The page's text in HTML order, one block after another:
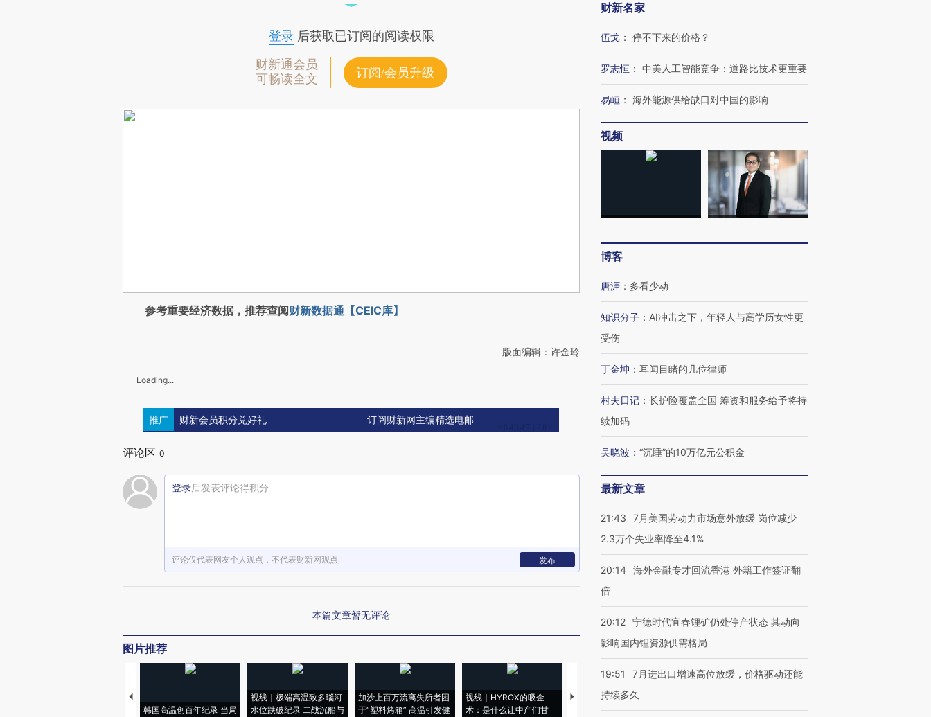
登录后获取已订阅的阅读权限
财新通会员
可畅读全文
订阅/会员升级
参考重要经济数据，推荐查阅财新数据通【CEIC库】
版面编辑：许金玲
Loading...
推广 财新会员积分兑好礼 订阅财新网主编精选电邮
评论区 0
登录后发表评论得积分
评论仅代表网友个人观点，不代表财新网观点 发布
本篇文章暂无评论
图片推荐
韩国高温创百年纪录 当局
视线｜极端高温致多瑙河
水位跌破纪录 二战沉船与
加沙上百万流离失所者困
于“塑料烤箱” 高温引发健
视线｜HYROX的吸金
术：是什么让中产们甘
马航飞行员跨国走私7万
粒摇头丸 尿检体内含3种
度Z世代 用街头抗争将教
机”？难民潮撕裂西班牙
财新名家
伍戈 ： 停不下来的价格？
罗志恒 ： 中美人工智能竞争：道路比技术更重要
易峘 ： 海外能源供给缺口对中国的影响
视频
博客
唐涯 ： 多看少动
知识分子 ： AI冲击之下，年轻人与高学历女性更
受伤
丁金坤 ： 耳闻目睹的几位律师
村夫日记 ： 长护险覆盖全国 筹资和服务给予将持
续加码
吴晓波 ： “沉睡”的10万亿元公积金
最新文章
21:43
7月美国劳动力市场意外放缓 岗位减少
2.3万个失业率降至4.1%
20:14 海外金融专才回流香港 外籍工作签证翻
倍
20:12 宁德时代宜春锂矿仍处停产状态 其动向
影响国内锂资源供需格局
19:51
7月进出口增速高位放缓，价格驱动还能
持续多久